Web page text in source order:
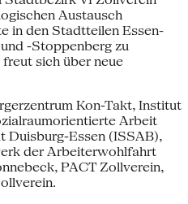
Austausch
in den Stadtteilen Essen-
-Stoppenberg zu
sich über neue
Kon-Takt, Institut
Arbeit
Duisburg-Essen (ISSAB),
der Arbeiterwohlfahrt
PACT Zollverein,